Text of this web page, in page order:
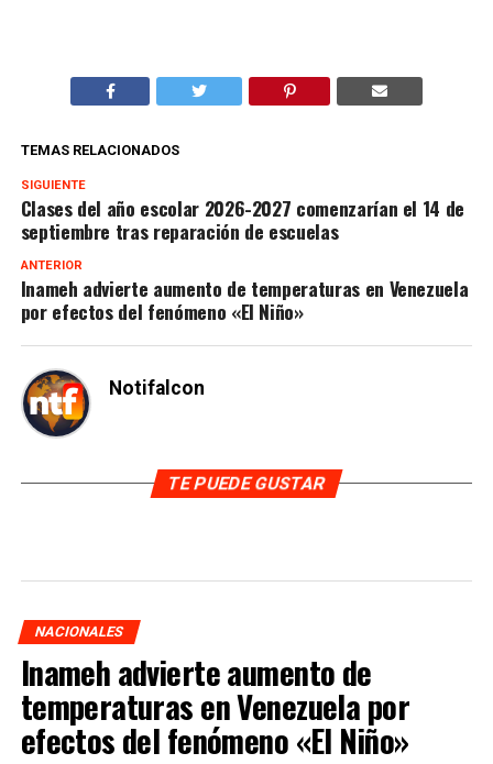
TEMAS RELACIONADOS
SIGUIENTE
Clases del año escolar 2026-2027 comenzarían el 14 de
septiembre tras reparación de escuelas
ANTERIOR
Inameh advierte aumento de temperaturas en Venezuela
por efectos del fenómeno «El Niño»
Notifalcon
TE PUEDE GUSTAR
NACIONALES
Inameh advierte aumento de
temperaturas en Venezuela por
efectos del fenómeno «El Niño»